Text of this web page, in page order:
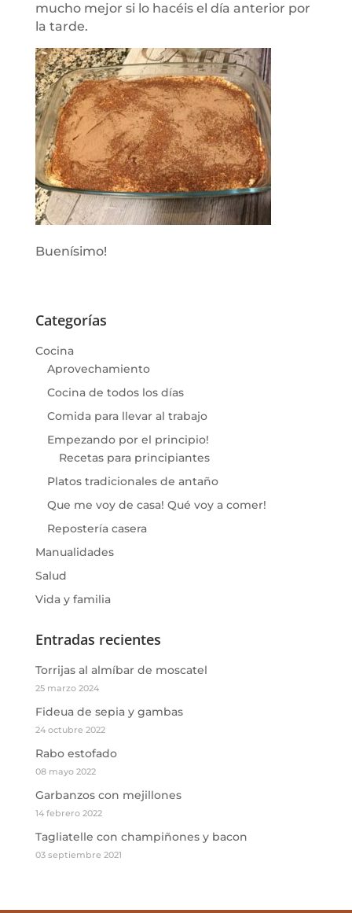
mucho mejor si lo hacéis el día anterior por
la tarde.
Buenísimo!
Categorías
Cocina
Aprovechamiento
Cocina de todos los días
Comida para llevar al trabajo
Empezando por el principio!
Recetas para principiantes
Platos tradicionales de antaño
Que me voy de casa! Qué voy a comer!
Repostería casera
Manualidades
Salud
Vida y familia
Entradas recientes
Torrijas al almíbar de moscatel
25 marzo 2024
Fideua de sepia y gambas
24 octubre 2022
Rabo estofado
08 mayo 2022
Garbanzos con mejillones
14 febrero 2022
Tagliatelle con champiñones y bacon
03 septiembre 2021